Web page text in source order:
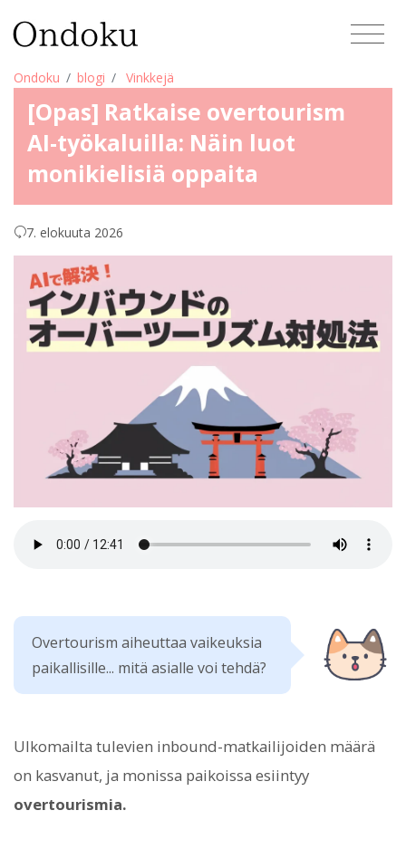
Ondoku blogi Vinkkejä
[Opas] Ratkaise overtourism
AI-työkaluilla: Näin luot
monikielisiä oppaita
7. elokuuta 2026
Overtourism aiheuttaa vaikeuksia
paikallisille... mitä asialle voi tehdä?
Ulkomailta tulevien inbound-matkailijoiden määrä
on kasvanut, ja monissa paikoissa esiintyy
overtourismia.